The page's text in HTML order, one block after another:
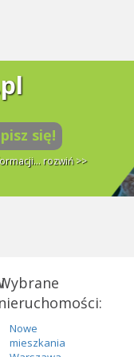
się!
rozwiń >>
nieruchomości:
Nowe
mieszkania